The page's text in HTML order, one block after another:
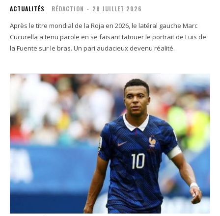
ACTUALITÉS RÉDACTION - 28 JUILLET 2026
Après le titre mondial de la Roja en 2026, le latéral gauche Marc
Cucurella a tenu parole en se faisant tatouer le portrait de Luis de
la Fuente sur le bras. Un pari audacieux devenu réalité.